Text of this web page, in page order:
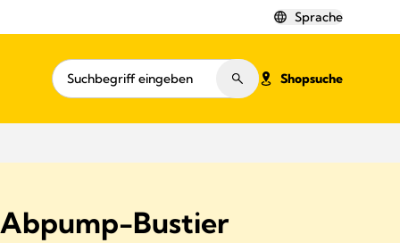
Sprache
Shopsuche
Bustier